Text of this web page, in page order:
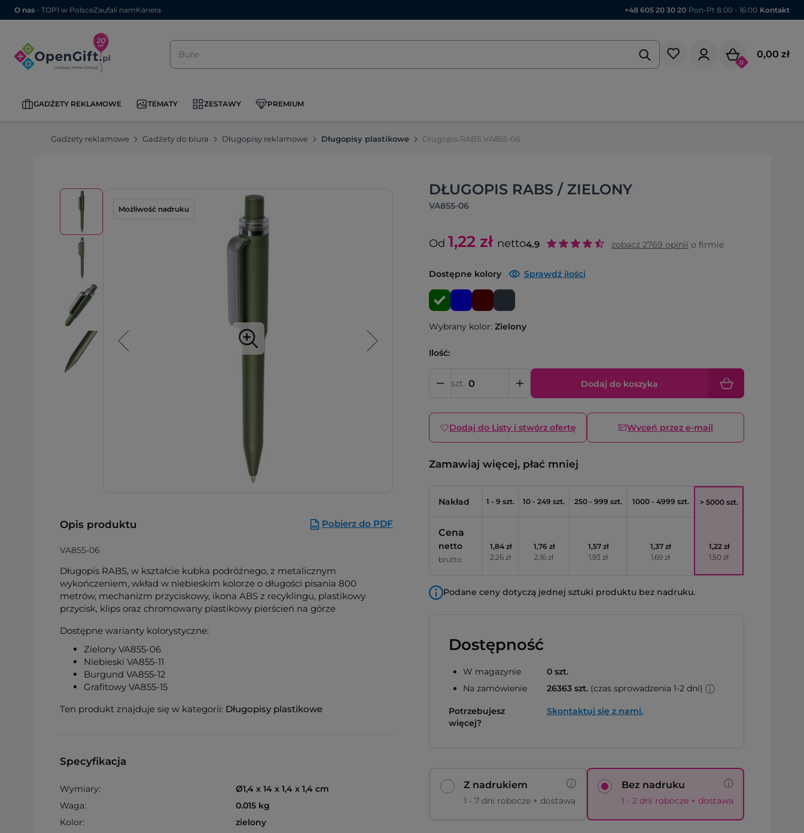
O nas - TOP1 w PolsceZaufali namKariera +48 605 20 30 20 Pon-Pt 8:00 - 16:00 Kontakt
0
0,00 zł
GADŻETY REKLAMOWE TEMATY ZESTAWY PREMIUM
Gadżety reklamowe Gadżety do biura Długopisy reklamowe Długopisy plastikowe Długopis RABS VA855-06
DŁUGOPIS RABS / ZIELONY
VA855-06
Możliwość nadruku
Opis produktu Pobierz do PDF
VA855-06
Długopis RABS, w kształcie kubka podróżnego, z metalicznym
wykończeniem, wkład w niebieskim kolorze o długości pisania 800
metrów, mechanizm przyciskowy, ikona ABS z recyklingu, plastikowy
przycisk, klips oraz chromowany plastikowy pierścień na górze
Dostępne warianty kolorystyczne:
Zielony VA855-06
Niebieski VA855-11
Burgund VA855-12
Grafitowy VA855-15
Ten produkt znajduje się w kategorii: Długopisy plastikowe
Specyfikacja
Wymiary:
Ø1,4 x 14 x 1,4 x 1,4 cm
Waga:
0.015 kg
Kolor:
zielony
Od 1,22 zł netto4.9 zobacz 2769 opinii o firmie
Dostępne kolory Sprawdź ilości
Wybrany kolor: Zielony
Ilość:
szt. Dodaj do koszyka
Dodaj do Listy i stwórz ofertę Wyceń przez e-mail
Zamawiaj więcej, płać mniej
Nakład 1 - 9 szt. 10 - 249 szt. 250 - 999 szt. 1000 - 4999 szt. > 5000 szt.
Cena
netto
brutto
1,84 zł
2,26 zł
1,76 zł
2,16 zł
1,57 zł
1,93 zł
1,37 zł
1,69 zł
1,22 zł
1,50 zł
Podane ceny dotyczą jednej sztuki produktu bez nadruku.
Dostępność
W magazynie
Na zamówienie
0 szt.
26363 szt.(czas sprowadzenia 1-2 dni)
Potrzebujesz
więcej?
Skontaktuj się z nami.
Z nadrukiem
1 - 7 dni robocze + dostawa
Bez nadruku
1 - 2 dni robocze + dostawa